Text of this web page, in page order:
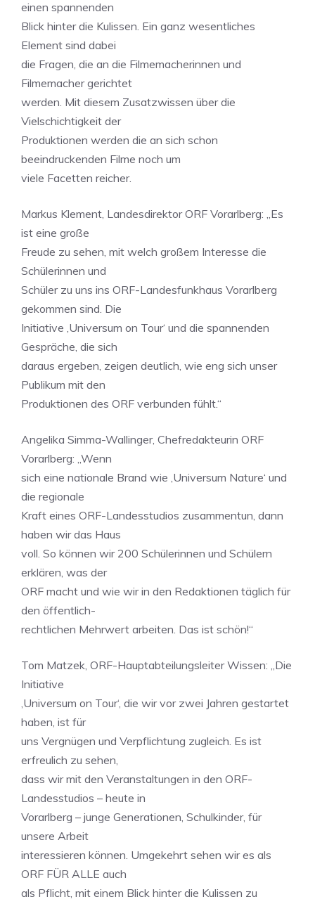
einen spannenden
Blick hinter die Kulissen. Ein ganz wesentliches
Element sind dabei
die Fragen, die an die Filmemacherinnen und
Filmemacher gerichtet
werden. Mit diesem Zusatzwissen über die
Vielschichtigkeit der
Produktionen werden die an sich schon
beeindruckenden Filme noch um
viele Facetten reicher.
Markus Klement, Landesdirektor ORF Vorarlberg: „Es
ist eine große
Freude zu sehen, mit welch großem Interesse die
Schülerinnen und
Schüler zu uns ins ORF-Landesfunkhaus Vorarlberg
gekommen sind. Die
Initiative ‚Universum on Tour‘ und die spannenden
Gespräche, die sich
daraus ergeben, zeigen deutlich, wie eng sich unser
Publikum mit den
Produktionen des ORF verbunden fühlt.“
Angelika Simma-Wallinger, Chefredakteurin ORF
Vorarlberg: „Wenn
sich eine nationale Brand wie ‚Universum Nature‘ und
die regionale
Kraft eines ORF-Landesstudios zusammentun, dann
haben wir das Haus
voll. So können wir 200 Schülerinnen und Schülern
erklären, was der
ORF macht und wie wir in den Redaktionen täglich für
den öffentlich-
rechtlichen Mehrwert arbeiten. Das ist schön!“
Tom Matzek, ORF-Hauptabteilungsleiter Wissen: „Die
Initiative
‚Universum on Tour‘, die wir vor zwei Jahren gestartet
haben, ist für
uns Vergnügen und Verpflichtung zugleich. Es ist
erfreulich zu sehen,
dass wir mit den Veranstaltungen in den ORF-
Landesstudios – heute in
Vorarlberg – junge Generationen, Schulkinder, für
unsere Arbeit
interessieren können. Umgekehrt sehen wir es als
ORF FÜR ALLE auch
als Pflicht, mit einem Blick hinter die Kulissen zu